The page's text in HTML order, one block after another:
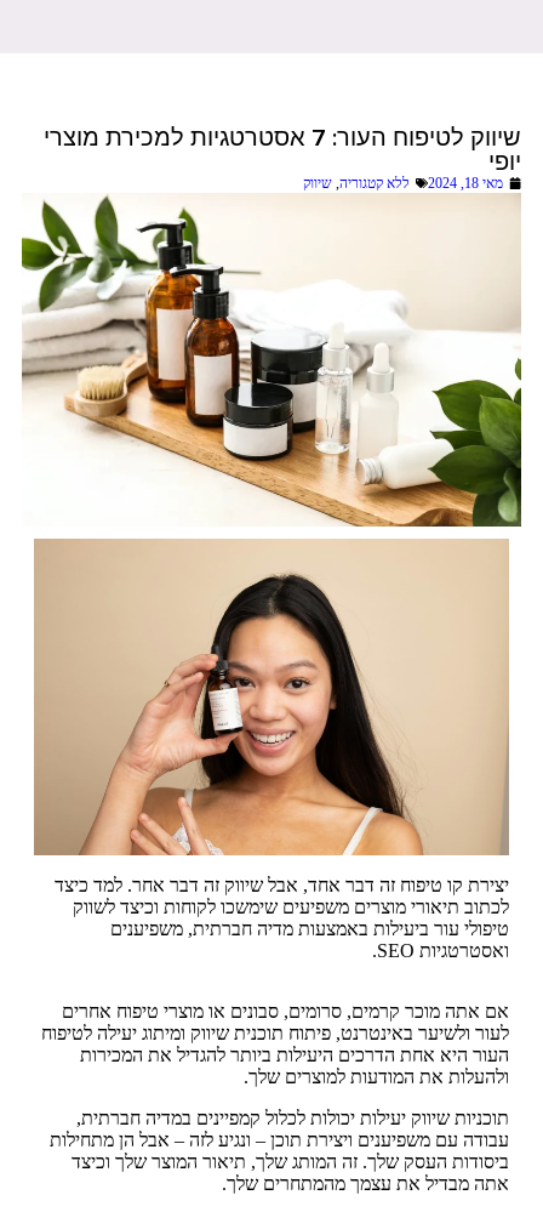
שיווק לטיפוח העור: 7 אסטרטגיות למכירת מוצרי
יופי
מאי 18, 2024 ללא קטגוריה, שיווק
יצירת קו טיפוח זה דבר אחד, אבל שיווק זה דבר אחר. למד כיצד
לכתוב תיאורי מוצרים משפיעים שימשכו לקוחות וכיצד לשווק
טיפולי עור ביעילות באמצעות מדיה חברתית, משפיענים
ואסטרטגיות SEO.
אם אתה מוכר קרמים, סרומים, סבונים או מוצרי טיפוח אחרים
לעור ולשיער באינטרנט, פיתוח תוכנית שיווק ומיתוג יעילה לטיפוח
העור היא אחת הדרכים היעילות ביותר להגדיל את המכירות
ולהעלות את המודעות למוצרים שלך.
תוכניות שיווק יעילות יכולות לכלול קמפיינים במדיה חברתית,
עבודה עם משפיענים ויצירת תוכן – ונגיע לזה – אבל הן מתחילות
ביסודות העסק שלך. זה המותג שלך, תיאור המוצר שלך וכיצד
אתה מבדיל את עצמך מהמתחרים שלך.